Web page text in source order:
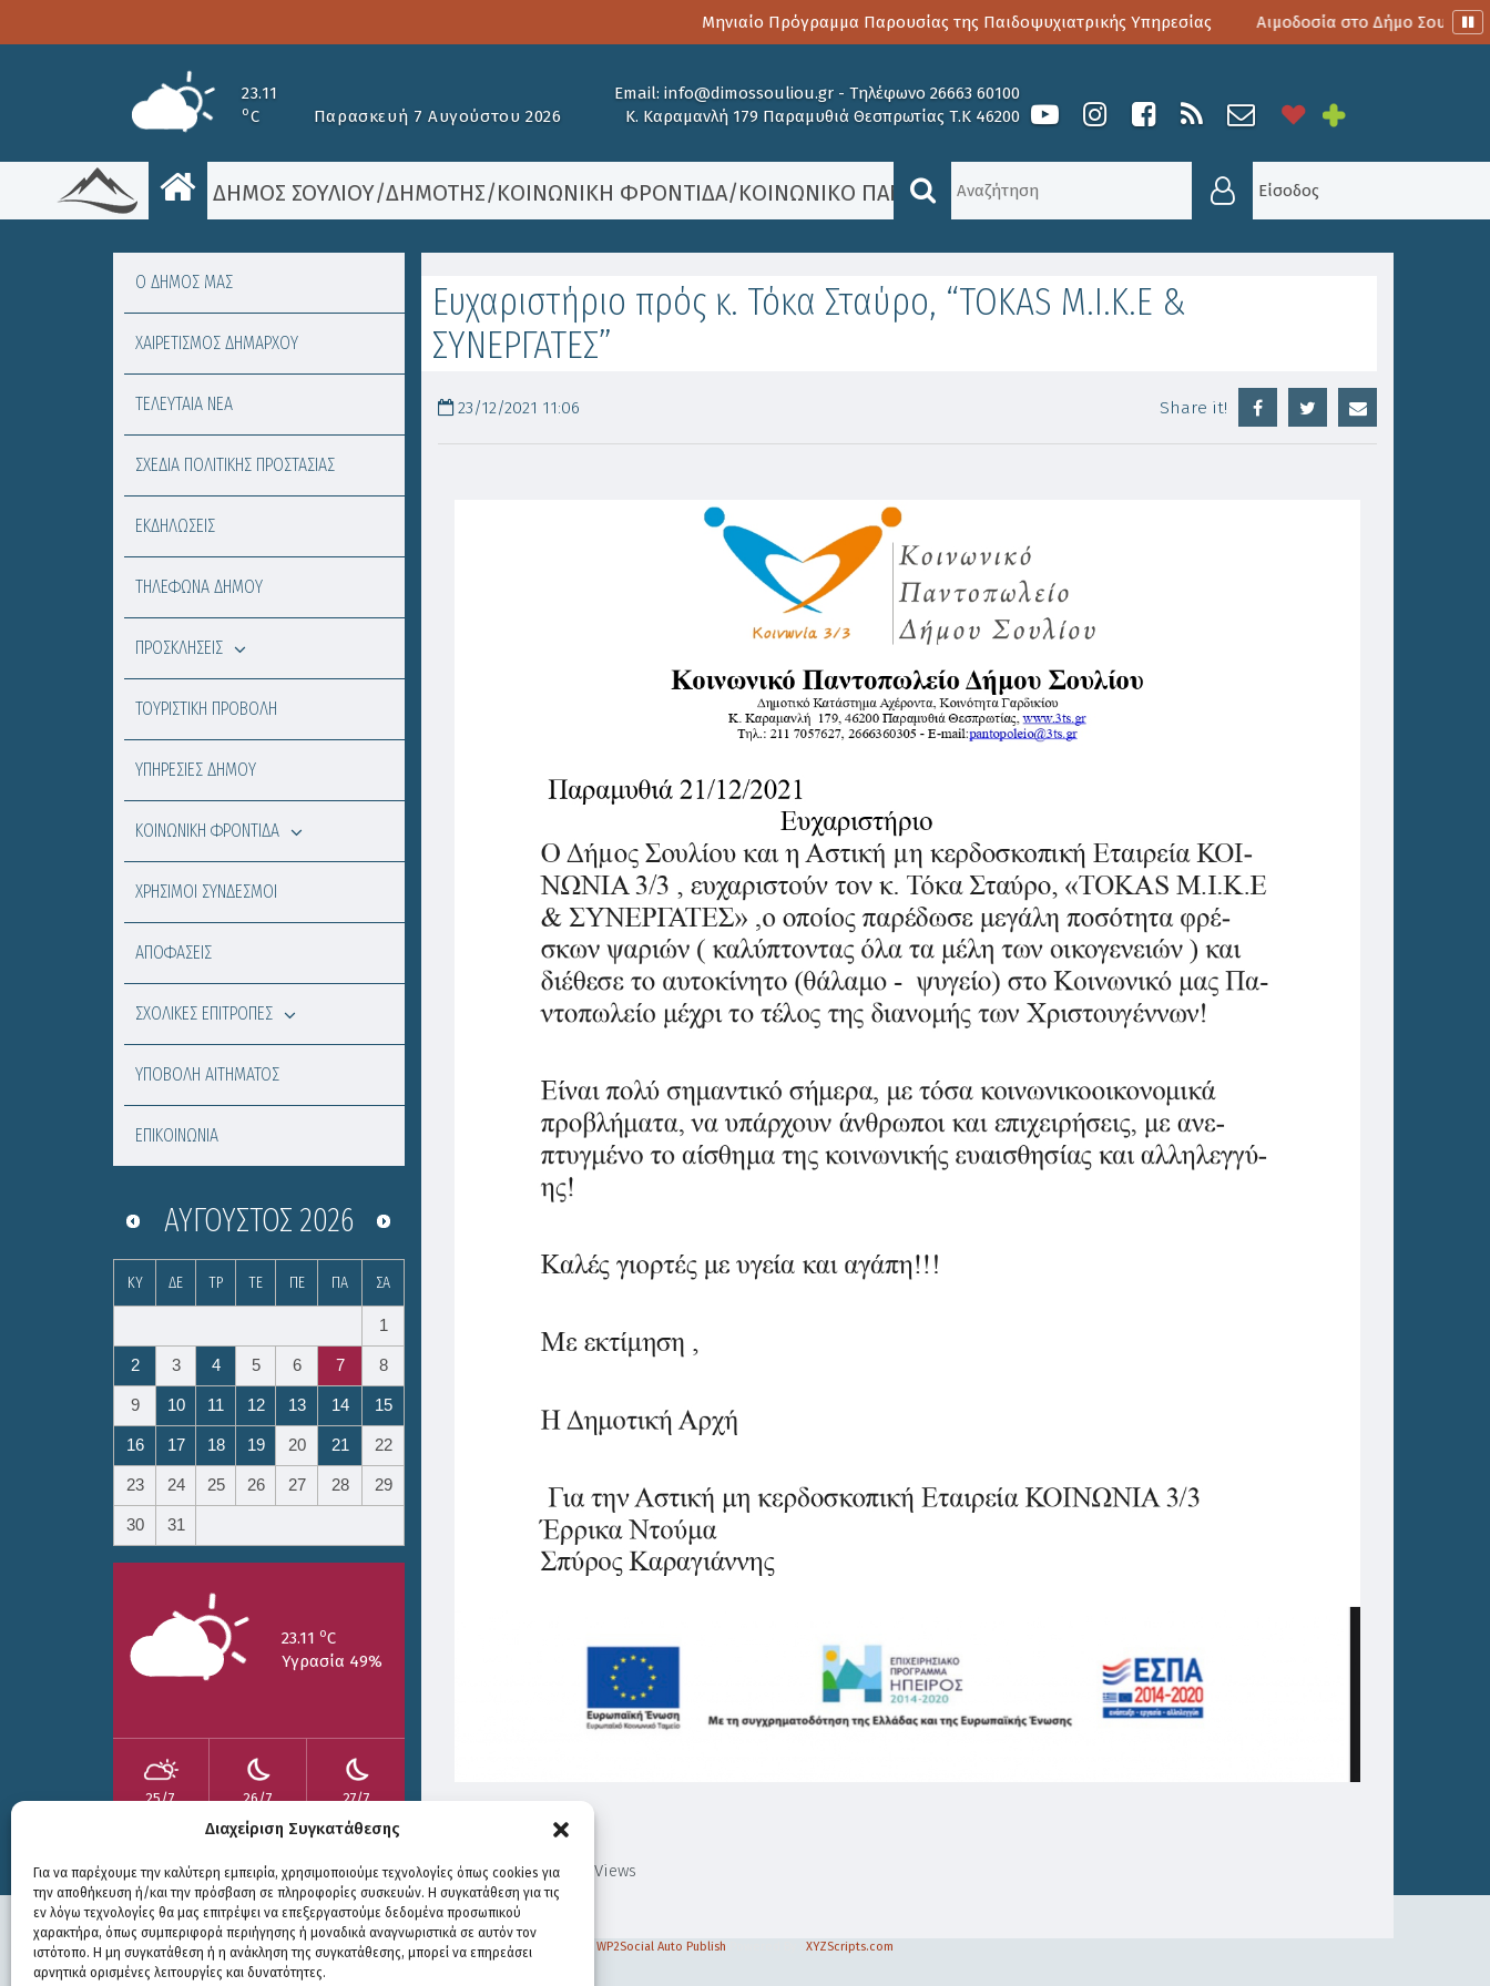
Διαχείριση Συγκατάθεσης
Για να παρέχουμε την καλύτερη εμπειρία, χρησιμοποιούμε τεχνολογίες όπως cookies για
την αποθήκευση ή/και την πρόσβαση σε πληροφορίες συσκευών. Η συγκατάθεση για τις
εν λόγω τεχνολογίες θα μας επιτρέψει να επεξεργαστούμε δεδομένα προσωπικού
χαρακτήρα, όπως συμπεριφορά περιήγησης ή μοναδικά αναγνωριστικά σε αυτόν τον
ιστότοπο. Η μη συγκατάθεση ή η ανάκληση της συγκατάθεσης, μπορεί να επηρεάσει
αρνητικά ορισμένες λειτουργίες και δυνατότητες.
Μηνιαίο Πρόγραμμα Παρουσίας της Παιδοψυχιατρικής Υπηρεσίας Αιμοδοσία στο Δήμο Σουλίου
23.11
oC Παρασκευή 7 Αυγούστου 2026
Email: info@dimossouliou.gr - Τηλέφωνο 26663 60100
Κ. Καραμανλή 179 Παραμυθιά Θεσπρωτίας Τ.Κ 46200
ΔΗΜΟΣ ΣΟΥΛΙΟΥ/ΔΗΜΟΤΗΣ/ΚΟΙΝΩΝΙΚΉ ΦΡΟΝΤΊΔΑ/ΚΟΙΝΩΝΙΚΌ ΠΑΝΤΟΠΩΛΕΊΟ/ΕΥΧΑΡΙΣΤΉΡΙΟ ΠΡΌΣ Κ. ΤΌΚΑ ΣΤΑΎΡΟ, “TOKAS
Είσοδος
Ευχαριστήριο πρός κ. Τόκα Σταύρο, “TOKAS M.I.K.E &
ΣΥΝΕΡΓΑΤΕΣ”
23/12/2021 11:06 Share it!
Print 1,817 Views
Ο ΔΗΜΟΣ ΜΑΣ
ΧΑΙΡΕΤΙΣΜΟΣ ΔΗΜΑΡΧΟΥ
ΤΕΛΕΥΤΑΙΑ ΝΕΑ
ΣΧΕΔΙΑ ΠΟΛΙΤΙΚΗΣ ΠΡΟΣΤΑΣΙΑΣ
ΕΚΔΗΛΩΣΕΙΣ
ΤΗΛΕΦΩΝΑ ΔΗΜΟΥ
ΠΡΟΣΚΛΗΣΕΙΣ
ΤΟΥΡΙΣΤΙΚΗ ΠΡΟΒΟΛΗ
ΥΠΗΡΕΣΙΕΣ ΔΗΜΟΥ
ΚΟΙΝΩΝΙΚΗ ΦΡΟΝΤΙΔΑ
ΧΡΗΣΙΜΟΙ ΣΥΝΔΕΣΜΟΙ
ΑΠΟΦΑΣΕΙΣ
ΣΧΟΛΙΚΕΣ ΕΠΙΤΡΟΠΕΣ
ΥΠΟΒΟΛΗ ΑΙΤΗΜΑΤΟΣ
ΕΠΙΚΟΙΝΩΝΙΑ
ΑΎΓΟΥΣΤΟΣ 2026
ΚΥ ΔΕ ΤΡ ΤΕ ΠΕ ΠΑ ΣΑ
1
2 3 4 5 6 7 8
9 10 11 12 13 14 15
16 17 18 19 20 21 22
23 24 25 26 27 28 29
30 31
23.11 oC
Υγρασία 49%
25/7
26/7
17.99
27/7
20.94
WP2Social Auto Publish XYZScripts.com